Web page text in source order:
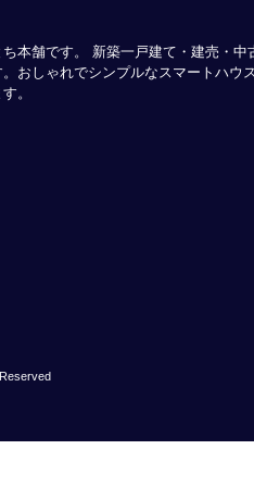
本舗です。 新築一戸建て・建売・
おしゃれでシンプルなスマートハウ
。